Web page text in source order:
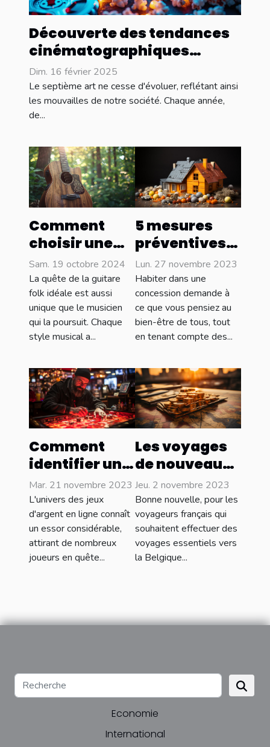
Découverte des tendances
cinématographiques
émergentes pour l'année
Dim. 16 février 2025
Le septième art ne cesse d'évoluer, reflétant ainsi
les mouvailles de notre société. Chaque année,
de...
Comment
choisir une
guitare folk
adaptée à
votre style
musical
Sam. 19 octobre 2024
La quête de la guitare
folk idéale est aussi
unique que le musicien
qui la poursuit. Chaque
style musical a...
5 mesures
préventives
pour réduire
les risques de
sinistres
dans une
maison
Lun. 27 novembre 2023
Habiter dans une
concession demande à
ce que vous pensiez au
bien-être de tous, tout
en tenant compte des...
Comment
identifier un
casino en
ligne fiable et
sécurisé ?
Mar. 21 novembre 2023
L'univers des jeux
d'argent en ligne connaît
un essor considérable,
attirant de nombreux
joueurs en quête...
Les voyages
de nouveau
autorisés :
quelles sont
les pièces à
fournir ?
Jeu. 2 novembre 2023
Bonne nouvelle, pour les
voyageurs français qui
souhaitent effectuer des
voyages essentiels vers
la Belgique...
Economie
International